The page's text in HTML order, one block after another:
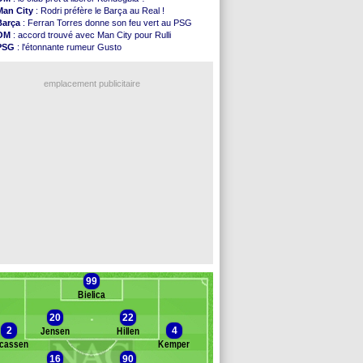
Nice: Kevin Carlos va partir en Italie
L1: prison avec sursis requis contre un arbitre
Leganés: c'est signé pour Luca Zidane (off.)
Atletico: Ruggeri en route pour Aston Villa
Monaco: Filipe Luis soutient Biereth
: Naples vise Gabriel Jesus
City : Rodri préfère le Barça au Real !
: Ferran Torres donne son feu vert au PSG
: accord trouvé avec Man City pour Rulli
: l'étonnante rumeur Gusto
emplacement publicitaire
99
Bielica
20
Jensen
22
Hillen
2
4
Kemper
16
90